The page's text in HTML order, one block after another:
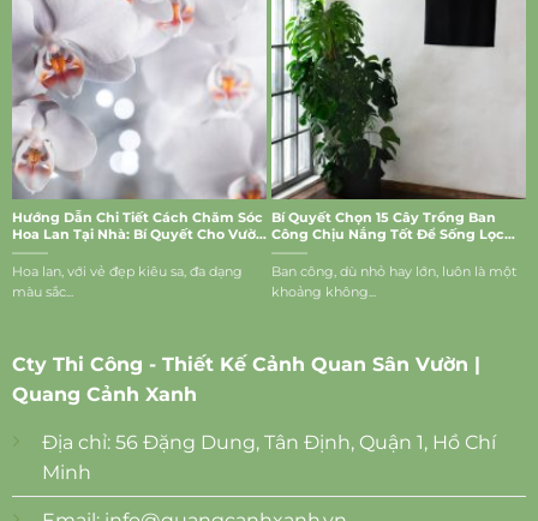
Hướng Dẫn Chi Tiết Cách Chăm Sóc
Hoa Lan Tại Nhà: Bí Quyết Cho Vườn
Lan Rực Rỡ
Hoa lan, với vẻ đẹp kiêu sa, đa dạng
màu sắc...
Bí Quyết Chọn 15 Cây Trồng Ban
Công Chịu Nắng Tốt Để Sống Lọc
Bụi, Mang Vượng Khí Vào Nhà
Ban công, dù nhỏ hay lớn, luôn là một
khoảng không...
Cty Thi Công - Thiết Kế Cảnh Quan Sân Vườn |
Quang Cảnh Xanh
Địa chỉ: 56 Đặng Dung, Tân Định, Quận 1, Hồ Chí
Minh